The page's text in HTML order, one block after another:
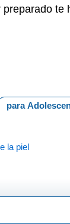
te
para
la piel